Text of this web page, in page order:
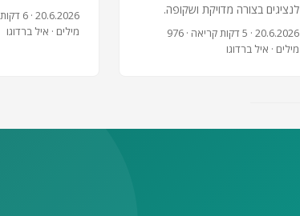
לנציגים בצורה מדויקת ושקופה.
20.6.2026
· 5 דקות קריאה · 976
מילים · איל ברדוגו
20.6.2026
מילים · איל ברדוגו